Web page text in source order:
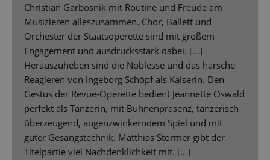
Christian Garbosnik mit Routine und Freude am
Musizieren alleszusammen. Chor, Ballett und
Orchester der Staatsoperette sind mit großem
Engagement und ausdrucksstark dabei. […]
Herauszuheben sind die Noblesse und das harsche
Reagieren von Ingeborg Schöpf als Kaiserin. Den
Gestus der Revue-Operette bedient Jeannette Oswald
perfekt als Tänzerin, mit Bühnenpräsenz, tänzerisch
überzeugend, augenzwinkerndem Spiel und mit
guter Gesangstechnik. Matthias Störmer gibt der
Titelpartie viel Nachdenklichkeit mit. […]